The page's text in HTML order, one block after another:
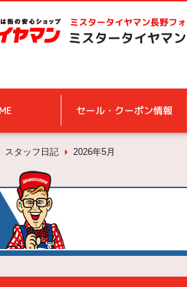
ミスタータイヤマン長野フ
ミスタータイヤマ
セール・クーポン情報
スタッフ日記 2026年5月